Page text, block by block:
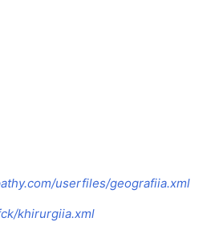
userfiles/geografiia.xml
khirurgiia.xml